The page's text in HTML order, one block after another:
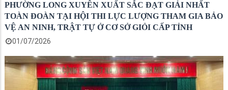
PHƯỜNG LONG XUYÊN XUẤT SẮC ĐẠT GIẢI NHẤT
TOÀN ĐOÀN TẠI HỘI THI LỰC LƯỢNG THAM GIA BẢO
VỆ AN NINH, TRẬT TỰ Ở CƠ SỞ GIỎI CẤP TỈNH
01/07/2026